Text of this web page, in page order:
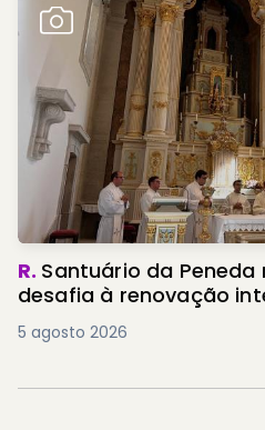
R. Santuário da
desafia à renovação
5 agosto 2026